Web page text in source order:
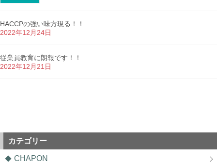
HACCPの強い味方現る！！
2022年12月24日
従業員教育に朗報です！！
2022年12月21日
カテゴリー
CHAPON